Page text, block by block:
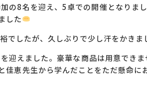
の8名を迎え、5卓での開催となりま
した
でしたが、久しぶりで少し汗をかきま
迎えました。豪華な商品は用意できま
佳恵先生から学んだことをただ懸命に